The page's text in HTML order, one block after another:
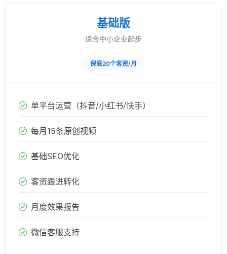
基础版
适合中小企业起步
保底20个客资/月
单平台运营（抖音/小红书/快手）
每月15条原创视频
基础SEO优化
客资跟进转化
月度效果报告
微信客服支持